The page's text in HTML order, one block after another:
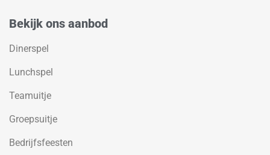
Bekijk ons aanbod
Dinerspel
Lunchspel
Teamuitje
Groepsuitje
Bedrijfsfeesten